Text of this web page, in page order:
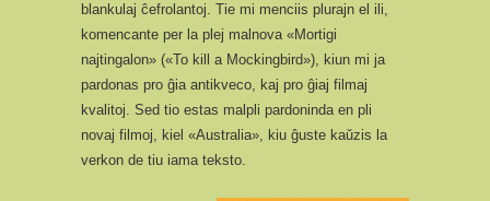
blankulaj ĉefrolantoj. Tie mi menciis plurajn el ili,
komencante per la plej malnova «Mortigi
najtingalon» («To kill a Mockingbird»), kiun mi ja
pardonas pro ĝia antikveco, kaj pro ĝiaj filmaj
kvalitoj. Sed tio estas malpli pardoninda en pli
novaj filmoj, kiel «Australia», kiu ĝuste kaŭzis la
verkon de tiu iama teksto.